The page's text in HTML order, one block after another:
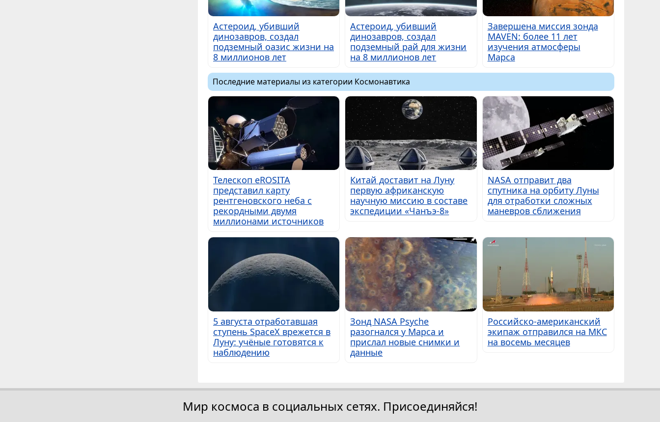
Астероид, убивший
динозавров, создал
подземный оазис жизни на
8 миллионов лет
Астероид, убивший
динозавров, создал
подземный рай для жизни
на 8 миллионов лет
Завершена миссия зонда
MAVEN: более 11 лет
изучения атмосферы
Марса
Последние материалы из категории Космонавтика
Телескоп eROSITA
представил карту
рентгеновского неба с
рекордными двумя
миллионами источников
Китай доставит на Луну
первую африканскую
научную миссию в составе
экспедиции «Чанъэ-8»
NASA отправит два
спутника на орбиту Луны
для отработки сложных
маневров сближения
5 августа отработавшая
ступень SpaceX врежется в
Луну: учёные готовятся к
наблюдению
Зонд NASA Psyche
разогнался у Марса и
прислал новые снимки и
данные
Российско-американский
экипаж отправился на МКС
на восемь месяцев
Мир космоса в социальных сетях. Присоединяйся!